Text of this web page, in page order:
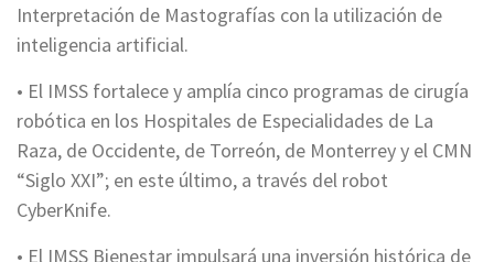
Interpretación de Mastografías con la utilización de
inteligencia artificial.
• El IMSS fortalece y amplía cinco programas de cirugía
robótica en los Hospitales de Especialidades de La
Raza, de Occidente, de Torreón, de Monterrey y el CMN
“Siglo XXI”; en este último, a través del robot
CyberKnife.
• El IMSS Bienestar impulsará una inversión histórica de